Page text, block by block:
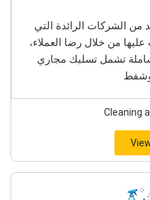
الشركات الرائدة التي
من خلال رضا العملاء،
تشمل تسليك مجاري
Cleaning